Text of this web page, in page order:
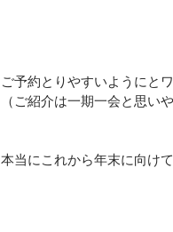
ご予約とりやすいようにと
（ご紹介は一期一会と思い
本当にこれから年末に向け